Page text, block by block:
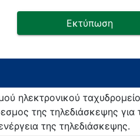
Εκτύπωση
ηλεκτρονικού
της τηλεδιάσκεψης για
της τηλεδιάσκεψης.